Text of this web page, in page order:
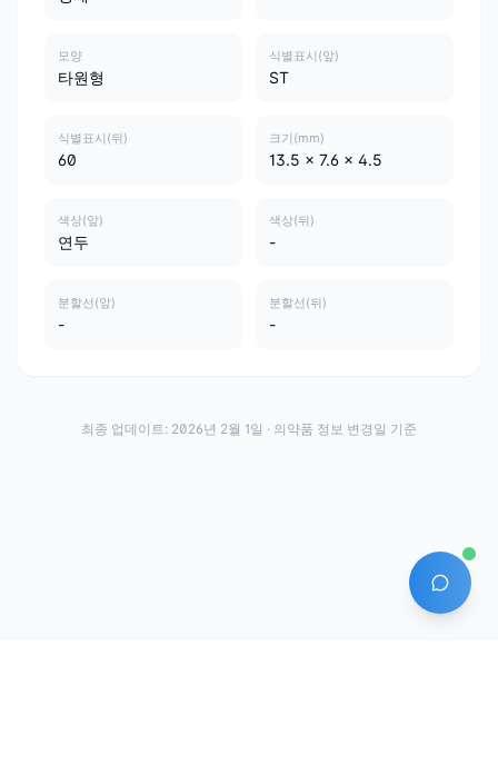
모양
타원형
식별표시(앞)
ST
식별표시(뒤)
60
크기(mm)
13.5 x 7.6 x 4.5
색상(앞)
연두
색상(뒤)
-
분할선(앞)
-
분할선(뒤)
-
AI 에이
최종 업데이트: 2026년 2월 1일 · 의약품 정보 변경일 기준